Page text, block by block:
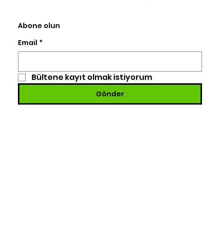
Abone olun
Email *
Bültene kayıt olmak istiyorum
Gönder